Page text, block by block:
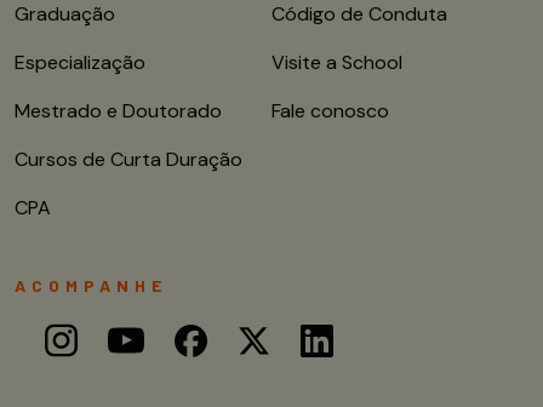
Graduação
Especialização
Mestrado e Doutorado
Cursos de Curta Duração
CPA
Código de Conduta
Visite a School
Fale conosco
ACOMPANHE